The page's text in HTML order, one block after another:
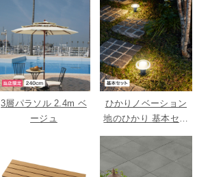
3層パラソル 2.4m ベ
ージュ
ひかりノベーション
地のひかり 基本セッ
ト